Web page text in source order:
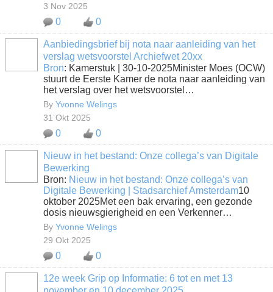
3 Nov 2025
0 0
Aanbiedingsbrief bij nota naar aanleiding van het
verslag wetsvoorstel Archiefwet 20xx
Bron: Kamerstuk | 30-10-2025Minister Moes (OCW)
stuurt de Eerste Kamer de nota naar aanleiding van
het verslag over het wetsvoorstel…
By Yvonne Welings
31 Okt 2025
0 0
Nieuw in het bestand: Onze collega’s van Digitale
Bewerking
Bron: Nieuw in het bestand: Onze collega’s van
Digitale Bewerking | Stadsarchief Amsterdam10
oktober 2025Met een bak ervaring, een gezonde
dosis nieuwsgierigheid en een Verkenner…
By Yvonne Welings
29 Okt 2025
0 0
12e week Grip op Informatie: 6 tot en met 13